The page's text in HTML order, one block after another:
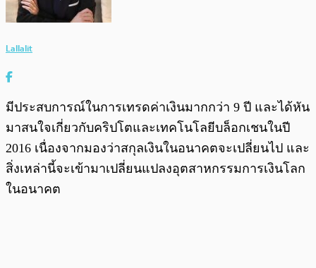
Lallalit
มีประสบการณ์ในการเทรดค่าเงินมากกว่า 9 ปี และได้หัน
มาสนใจเกี่ยวกับคริปโตและเทคโนโลยีบล็อกเชนในปี
2016 เนื่องจากมองว่าสกุลเงินในอนาคตจะเปลี่ยนไป และ
สิ่งเหล่านี้จะเข้ามาเปลี่ยนแปลงอุตสาหกรรมการเงินโลก
ในอนาคต